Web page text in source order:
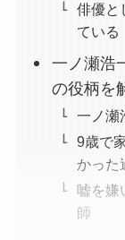
俳優と
ている
一ノ瀬浩
の役柄を
一ノ瀬
9歳で
かった
嘘を嫌
師